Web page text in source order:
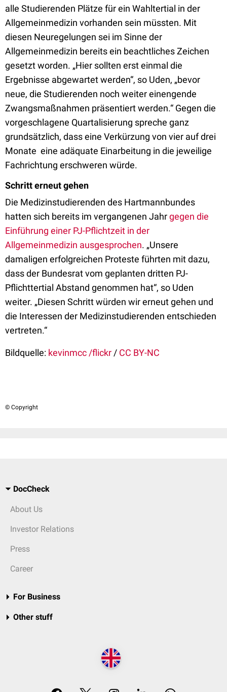
alle Studierenden Plätze für ein Wahltertial in der
Allgemeinmedizin vorhanden sein müssten. Mit
diesen Neuregelungen sei im Sinne der
Allgemeinmedizin bereits ein beachtliches Zeichen
gesetzt worden. „Hier sollten erst einmal die
Ergebnisse abgewartet werden“, so Uden, „bevor
neue, die Studierenden noch weiter einengende
Zwangsmaßnahmen präsentiert werden.“ Gegen die
vorgeschlagene Quartalisierung spreche ganz
grundsätzlich, dass eine Verkürzung von vier auf drei
Monate eine adäquate Einarbeitung in die jeweilige
Fachrichtung erschweren würde.
Schritt erneut gehen
Die Medizinstudierenden des Hartmannbundes
hatten sich bereits im vergangenen Jahrgegen die
Einführung einer PJ-Pflichtzeit in der
Allgemeinmedizin ausgesprochen. „Unsere
damaligen erfolgreichen Proteste führten mit dazu,
dass der Bundesrat vom geplanten dritten PJ-
Pflichttertial Abstand genommen hat“, so Uden
weiter. „Diesen Schritt würden wir erneut gehen und
die Interessen der Medizinstudierenden entschieden
vertreten.“
Bildquelle: kevinmcc /flickr / CC BY-NC
© Copyright
DocCheck
About Us
Investor Relations
Press
Career
For Business
Other stuff